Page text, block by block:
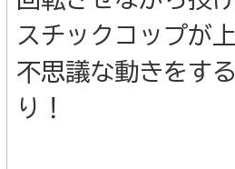
スチックコップが
不思議な動きをす
り！